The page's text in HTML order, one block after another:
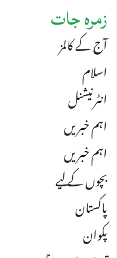
زمرہ جات
آج کے کالمز
اسلام
انٹرنیشنل
اہم خبریں
اہم خبریں
بچوں کے لیے
پاکستان
پکوان